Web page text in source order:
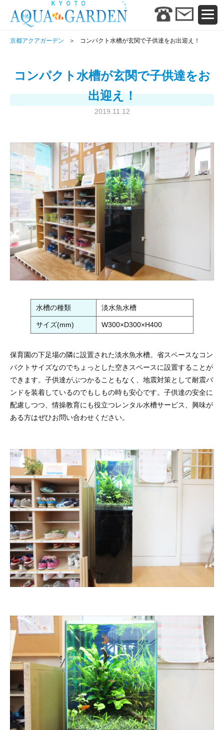
京都アクアガーデン コンパクト水槽が玄関で子供達をお出迎え！
コンパクト水槽が玄関で子供達をお
出迎え！
2019.11.12
水槽の種類 淡水魚水槽
サイズ(mm) W300×D300×H400
保育園の下足場の隣に設置された淡水魚水槽。省スペースなコン
パクトサイズなのでちょっとした空きスペースに設置することが
できます。子供達がぶつかることもなく、地震対策として耐震バ
ンドを装着しているのでもしもの時も安心です。子供達の安全に
配慮しつつ、情操教育にも役立つレンタル水槽サービス、興味が
ある方はぜひお問い合わせください。